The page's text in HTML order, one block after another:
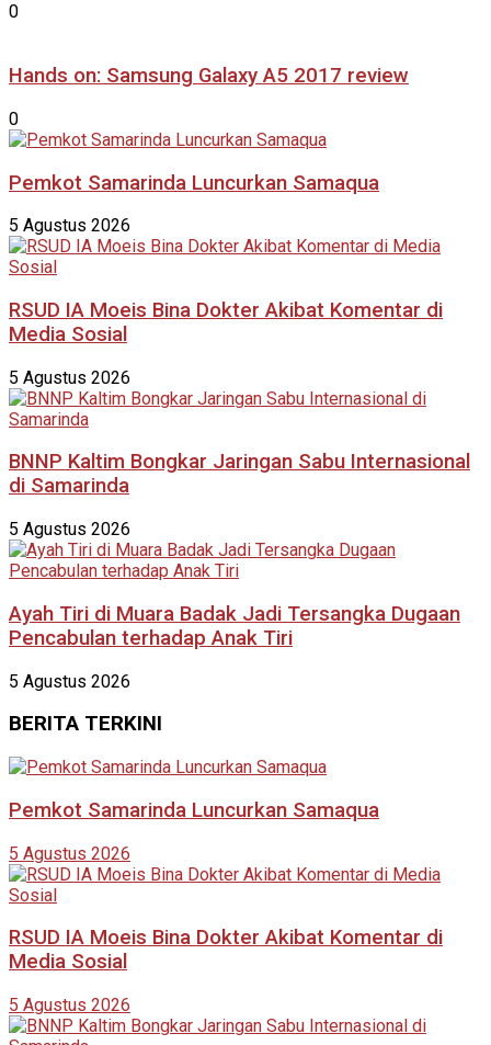
0
Hands on: Samsung Galaxy A5 2017 review
0
Pemkot Samarinda Luncurkan Samaqua
5 Agustus 2026
RSUD IA Moeis Bina Dokter Akibat Komentar di
Media Sosial
5 Agustus 2026
BNNP Kaltim Bongkar Jaringan Sabu Internasional
di Samarinda
5 Agustus 2026
Ayah Tiri di Muara Badak Jadi Tersangka Dugaan
Pencabulan terhadap Anak Tiri
5 Agustus 2026
BERITA TERKINI
Pemkot Samarinda Luncurkan Samaqua
5 Agustus 2026
RSUD IA Moeis Bina Dokter Akibat Komentar di
Media Sosial
5 Agustus 2026